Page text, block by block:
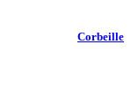
Corbeille